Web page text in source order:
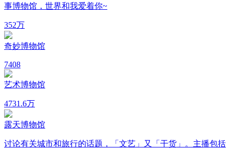
事博物馆，世界和我爱着你~
352万
奇妙博物馆
7408
艺术博物馆
4731.6万
露天博物馆
讨论有关城市和旅行的话题，「文艺」又「干货」。主播包括